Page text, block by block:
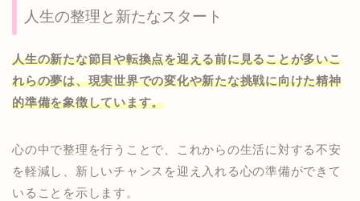
人生の整理と新たなスタート
人生の新たな節目や転換点を迎える前に見ることが多いこ
れらの夢は、現実世界での変化や新たな挑戦に向けた精神
的準備を象徴しています。
心の中で整理を行うことで、これからの生活に対する不安
を軽減し、新しいチャンスを迎え入れる心の準備ができて
いることを示します。